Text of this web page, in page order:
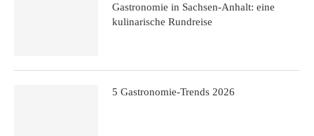
Gastronomie in Sachsen-Anhalt: eine
kulinarische Rundreise
5 Gastronomie-Trends 2026